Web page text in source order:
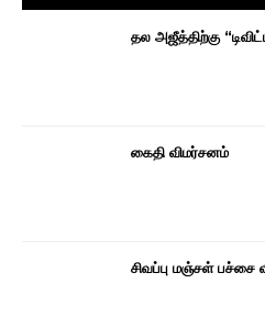
தல அஜீத்திற்கு
கைதி விமர்சனம்
சிவப்பு மஞ்சள் பச்சை